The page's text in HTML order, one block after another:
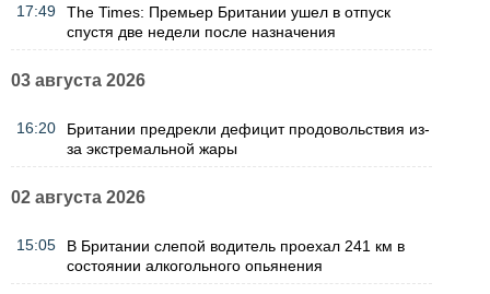
17:49
The Times: Премьер Британии ушел в отпуск
спустя две недели после назначения
03 августа 2026
16:20
Британии предрекли дефицит продовольствия из-
за экстремальной жары
02 августа 2026
15:05
В Британии слепой водитель проехал 241 км в
состоянии алкогольного опьянения